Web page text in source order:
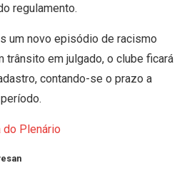
regulamento.
um novo episódio de racismo
trânsito em julgado, o clube ficará
contando-se o prazo a
do Plenário